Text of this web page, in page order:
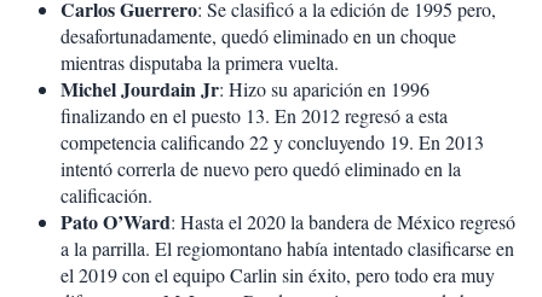
Carlos Guerrero: Se clasificó a la edición de 1995 pero,
desafortunadamente, quedó eliminado en un choque
mientras disputaba la primera vuelta.
Michel Jourdain Jr: Hizo su aparición en 1996
finalizando en el puesto 13. En 2012 regresó a esta
competencia calificando 22 y concluyendo 19. En 2013
intentó correrla de nuevo pero quedó eliminado en la
calificación.
Pato O’Ward: Hasta el 2020 la bandera de México regresó
a la parrilla. El regiomontano había intentado clasificarse en
el 2019 con el equipo Carlin sin éxito, pero todo era muy